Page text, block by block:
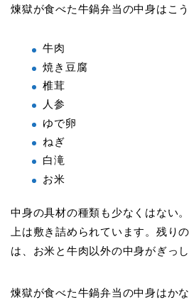
煉獄が食べた牛鍋弁当の中身はこ
牛肉
焼き豆腐
椎茸
人参
ゆで卵
ねぎ
白滝
お米
中身の具材の種類も少なくはない
上は敷き詰められています。残り
は、お米と牛肉以外の中身がぎっ
煉獄が食べた牛鍋弁当の中身はか